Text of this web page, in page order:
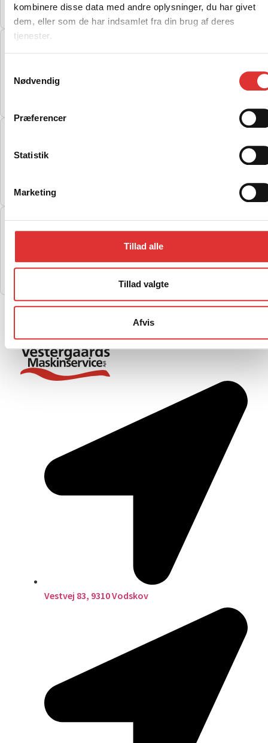
kombinere disse data med andre oplysninger, du har givet
dem, eller som de har indsamlet fra din brug af deres
tjenester.
Nødvendig
Præferencer
Statistik
Marketing
Tillad alle
Tillad valgte
Afvis
12.900,00
Læs mere
ATV JAGTVOGN
ATV WAGON UT 800 ATV VOGN
Læs mere
Vestvej 83, 9310 Vodskov